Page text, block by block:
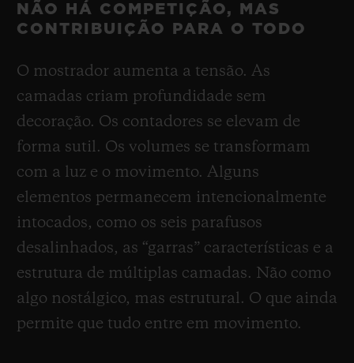
NÃO HÁ COMPETIÇÃO, MAS
CONTRIBUIÇÃO PARA O TODO
O mostrador aumenta a tensão. As
camadas criam profundidade sem
decoração. Os contadores se elevam de
forma sutil. Os volumes se transformam
com a luz e o movimento. Alguns
elementos permanecem intencionalmente
intocados, como os seis parafusos
desalinhados, as “garras” características e a
estrutura de múltiplas camadas. Não como
algo nostálgico, mas estrutural. O que ainda
permite que tudo entre em movimento.